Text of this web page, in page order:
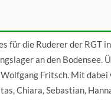
für die Ruderer der RGT
an den Bodensee.
Fritsch. Mit dabei
Chiara, Sebastian,